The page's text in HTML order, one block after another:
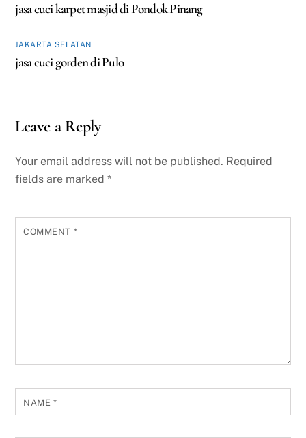
jasa cuci karpet masjid di Pondok Pinang
JAKARTA SELATAN
jasa cuci gorden di Pulo
Leave a Reply
Your email address will not be published. Required
fields are marked*
COMMENT *
NAME *